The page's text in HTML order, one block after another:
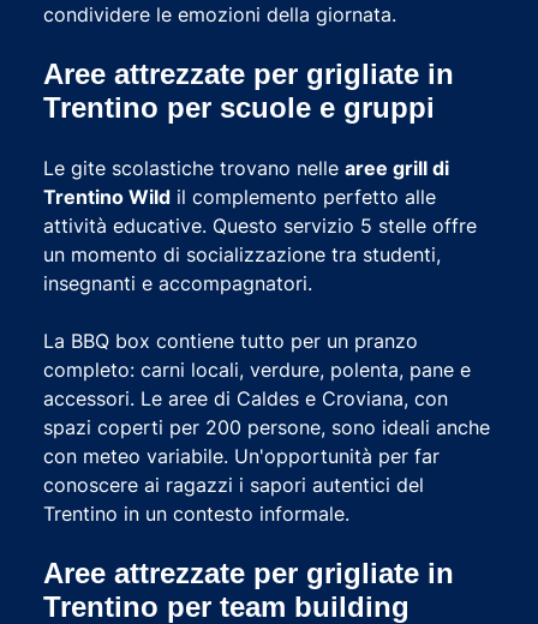
condividere le emozioni della giornata.
Aree attrezzate per grigliate in
Trentino per scuole e gruppi
Le gite scolastiche trovano nelle aree grill di
Trentino Wild il complemento perfetto alle
attività educative. Questo servizio 5 stelle offre
un momento di socializzazione tra studenti,
insegnanti e accompagnatori.
La BBQ box contiene tutto per un pranzo
completo: carni locali, verdure, polenta, pane e
accessori. Le aree di Caldes e Croviana, con
spazi coperti per 200 persone, sono ideali anche
con meteo variabile. Un'opportunità per far
conoscere ai ragazzi i sapori autentici del
Trentino in un contesto informale.
Aree attrezzate per grigliate in
Trentino per team building